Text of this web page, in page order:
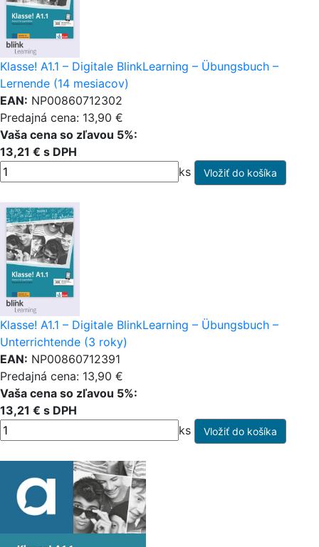
Klasse! A1.1 – Digitale BlinkLearning – Übungsbuch –
Lernende (14 mesiacov)
EAN: NP00860712302
Predajná cena: 13,90 €
Vaša cena so zľavou 5%:
13,21 € s DPH
ks
Klasse! A1.1 – Digitale BlinkLearning – Übungsbuch –
Unterrichtende (3 roky)
EAN: NP00860712391
Predajná cena: 13,90 €
Vaša cena so zľavou 5%:
13,21 € s DPH
ks